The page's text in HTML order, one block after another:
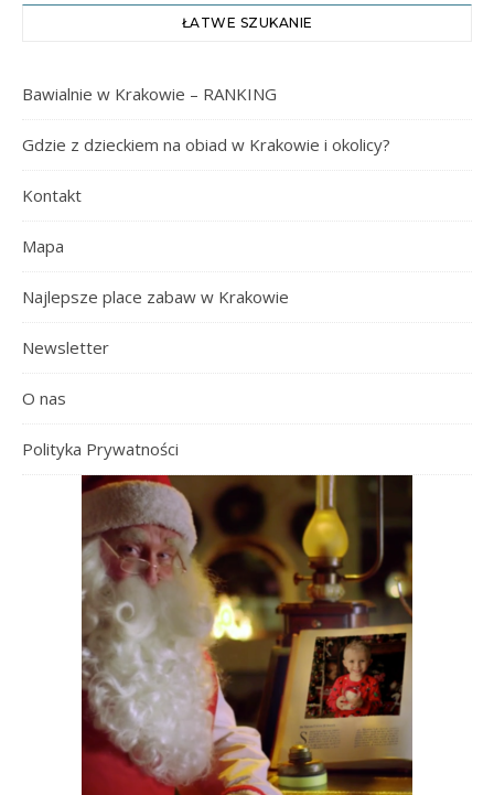
ŁATWE SZUKANIE
Bawialnie w Krakowie – RANKING
Gdzie z dzieckiem na obiad w Krakowie i okolicy?
Kontakt
Mapa
Najlepsze place zabaw w Krakowie
Newsletter
O nas
Polityka Prywatności